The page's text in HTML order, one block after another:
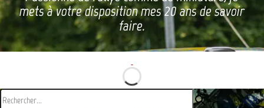
mets à votre disposition mes 20 ans de savoir
faire.
search